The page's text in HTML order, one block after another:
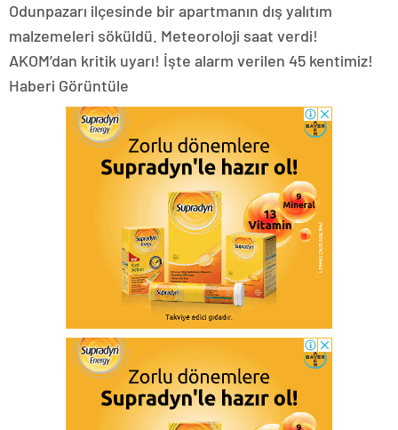
Odunpazarı ilçesinde bir apartmanın dış yalıtım
malzemeleri söküldü. Meteoroloji saat verdi!
AKOM’dan kritik uyarı! İşte alarm verilen 45 kentimiz!
Haberi Görüntüle